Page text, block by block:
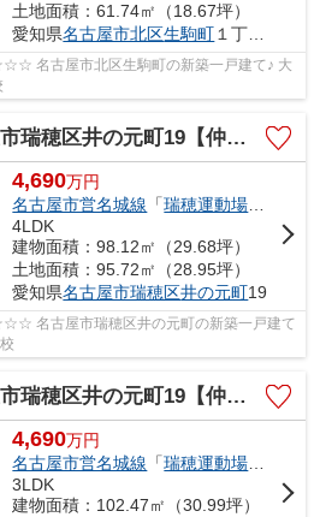
土地面積：61.74㎡（18.67坪）
愛知県名古屋市北区生駒町１丁目34-1
名古屋市北区生駒町の新築一戸建て♪ 大
井の元町19【仲介手数料無料】新築一戸建て 1号棟
4,690万円
名古屋市営名城線 「瑞穂運動場東
4LDK
建物面積：98.12㎡（29.68坪）
土地面積：95.72㎡（28.95坪）
愛知県名古屋市瑞穂区井の元町19
名古屋市瑞穂区井の元町の新築一戸建て
井の元町19【仲介手数料無料】新築一戸建て 2号棟
4,690万円
名古屋市営名城線 「瑞穂運動場東
3LDK
建物面積：102.47㎡（30.99坪）